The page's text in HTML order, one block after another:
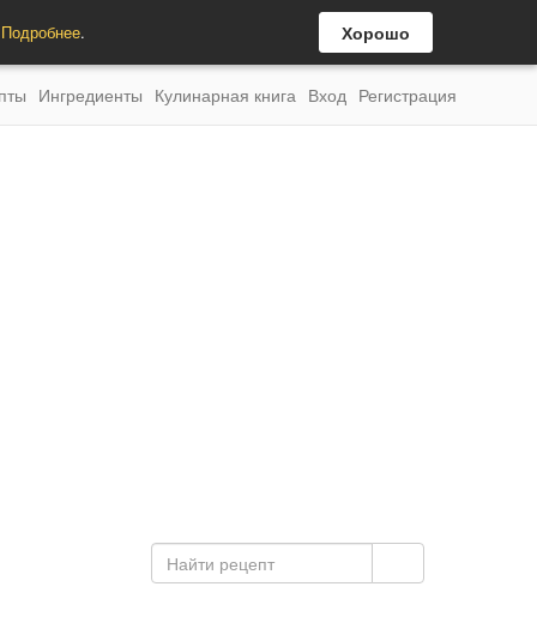
Подробнее. Хорошо
Ингредиенты Кулинарная книга Вход Регистрация